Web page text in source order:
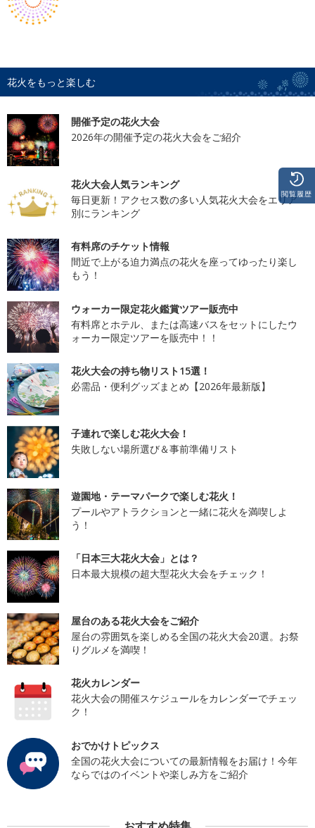
花火をもっと楽しむ
開催予定の花火大会
2026年の開催予定の花火大会をご紹介
花火大会人気ランキング
毎日更新！アクセス数の多い人気花火大会をエリア
別にランキング
有料席のチケット情報
間近で上がる迫力満点の花火を座ってゆったり楽し
もう！
ウォーカー限定花火鑑賞ツアー販売中
有料席とホテル、または高速バスをセットにしたウ
ォーカー限定ツアーを販売中！！
花火大会の持ち物リスト15選！
必需品・便利グッズまとめ【2026年最新版】
子連れで楽しむ花火大会！
失敗しない場所選び＆事前準備リスト
遊園地・テーマパークで楽しむ花火！
プールやアトラクションと一緒に花火を満喫しよ
う！
「日本三大花火大会」とは？
日本最大規模の超大型花火大会をチェック！
屋台のある花火大会をご紹介
屋台の雰囲気を楽しめる全国の花火大会20選。お祭
りグルメを満喫！
花火カレンダー
花火大会の開催スケジュールをカレンダーでチェッ
ク！
おでかけトピックス
全国の花火大会についての最新情報をお届け！今年
ならではのイベントや楽しみ方をご紹介
閲覧履歴